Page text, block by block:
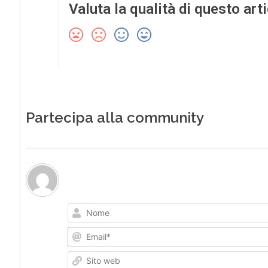
Valuta la qualità di questo
Partecipa alla community